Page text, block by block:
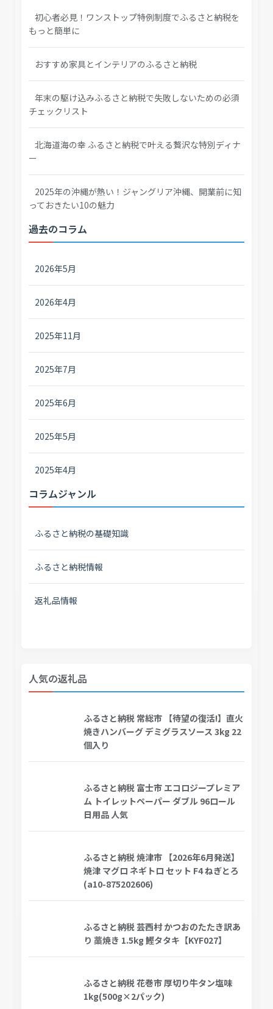
初心者必見！ワンストップ特例制度でふるさと納税を
もっと簡単に
おすすめ家具とインテリアのふるさと納税
年末の駆け込みふるさと納税で失敗しないための必須
チェックリスト
北海道海の幸 ふるさと納税で叶える贅沢な特別ディナ
ー
2025年の沖縄が熱い！ジャングリア沖縄、開業前に知
っておきたい10の魅力
過去のコラム
2026年5月
2026年4月
2025年11月
2025年7月
2025年6月
2025年5月
2025年4月
コラムジャンル
ふるさと納税の基礎知識
ふるさと納税情報
返礼品情報
人気の返礼品
ふるさと納税 常総市 【待望の復活!】直火
焼きハンバーグ デミグラスソース 3kg 22
個入り
ふるさと納税 富士市 エコロジープレミア
ム トイレットペーパー ダブル 96ロール
日用品 人気
ふるさと納税 焼津市 【2026年6月発送】
焼津 マグロ ネギトロ セット F4 ねぎとろ
(a10-875202606)
ふるさと納税 芸西村 かつおのたたき訳あ
り 藁焼き 1.5kg 鰹タタキ【KYF027】
ふるさと納税 花巻市 厚切り牛タン塩味
1kg(500g×2パック)